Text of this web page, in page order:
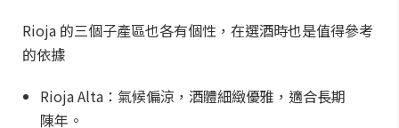
Rioja 的三個子產區也各有個性，在選酒時也是值得參考
的依據
Rioja Alta：氣候偏涼，酒體細緻優雅，適合長期
陳年。